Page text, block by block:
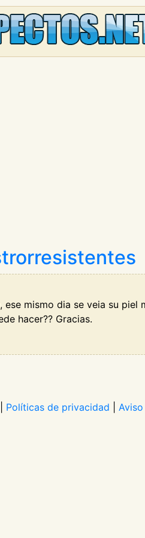
mismo dia se veia su piel
hacer?? Gracias.
Políticas de privacidad